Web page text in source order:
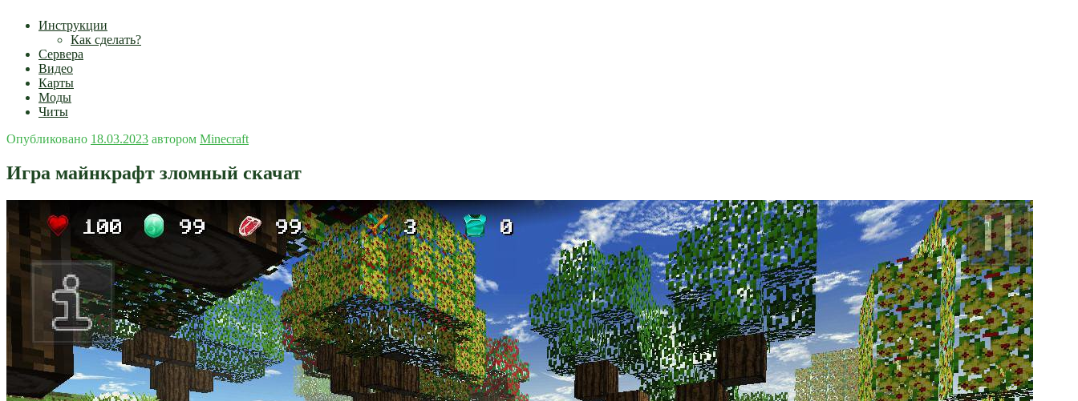
Инструкции
Как сделать?
Сервера
Видео
Карты
Моды
Читы
Опубликовано 18.03.2023 автором Minecraft
Игра майнкрафт зломный скачат